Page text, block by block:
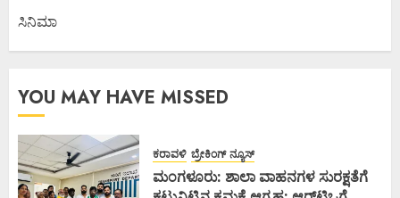
ಸಿನಿಮಾ
YOU MAY HAVE MISSED
ಕರಾವಳಿ ಬ್ರೇಕಿಂಗ್ ನ್ಯೂಸ್
ಮಂಗಳೂರು: ಶಾಲಾ ವಾಹನಗಳ ಸುರಕ್ಷತೆಗೆ